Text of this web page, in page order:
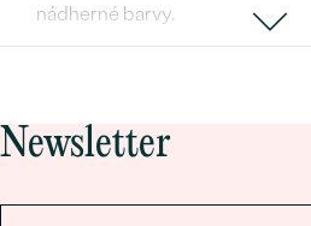
nádherné barvy.
perfektní volbou pro ty, kteří
jedinečnost a odvahu.
Newsletter